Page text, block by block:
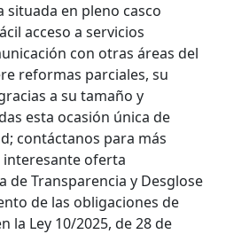
en pleno casco
acceso a servicios
con otras áreas del
reformas parciales, su
a su tamaño y
esta ocasión única de
contáctanos para más
oferta
de Transparencia y Desglose
de las obligaciones de
la Ley 10/2025, de 28 de